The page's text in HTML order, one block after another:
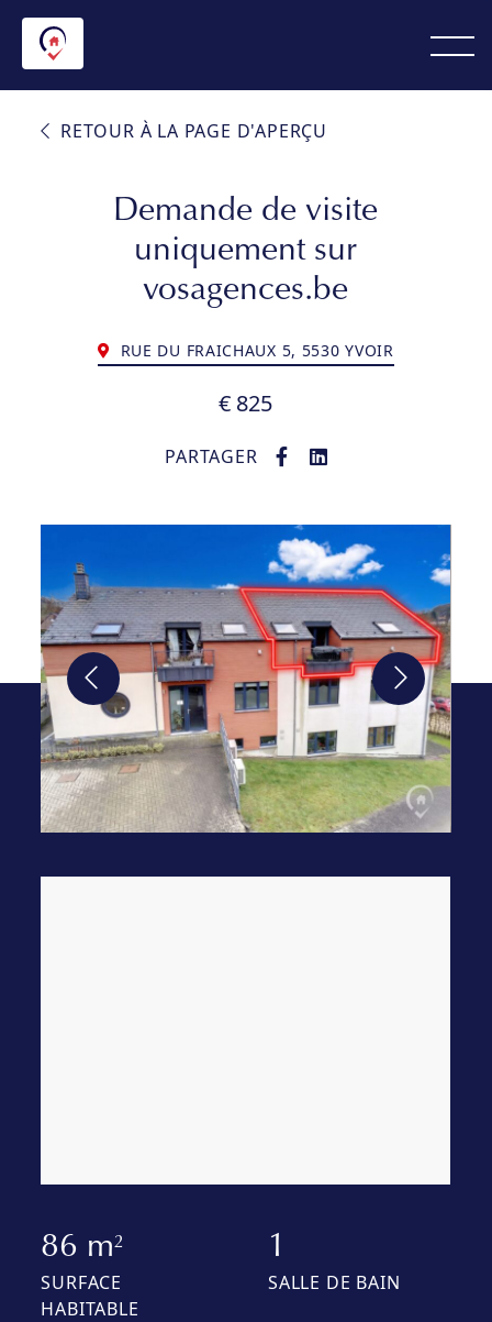
RETOUR À LA PAGE D'APERÇU
Demande de visite
uniquement sur
vosagences.be
RUE DU FRAICHAUX 5, 5530 YVOIR
€ 825
PARTAGER
86 m2
SURFACE
HABITABLE
1
SALLE DE BAIN